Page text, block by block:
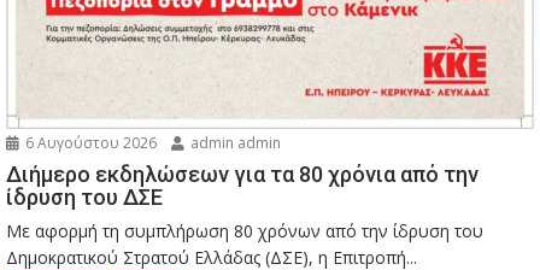
6 Αυγούστου 2026 admin admin
Διήμερο εκδηλώσεων για τα 80 χρόνια από την
ίδρυση του ΔΣΕ
Με αφορμή τη συμπλήρωση 80 χρόνων από την ίδρυση του
Δημοκρατικού Στρατού Ελλάδας (ΔΣΕ), η Επιτροπή...